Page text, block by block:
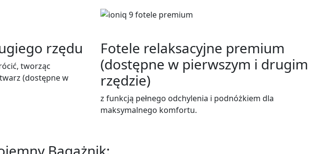
rzędu
tworząc
(dostępne w
Fotele relaksacyjne premium
(dostępne w pierwszym i drugim
rzędzie)
z funkcją pełnego odchylenia i podnóżkiem dla
maksymalnego komfortu.